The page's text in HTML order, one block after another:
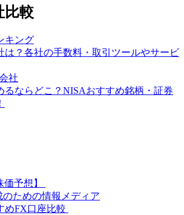
比較
キング
は？各社の手数料・取引ツールやサービ
社
るならどこ？NISAおすすめ銘柄・証券
予想】
ための情報メディア
めFX口座比較